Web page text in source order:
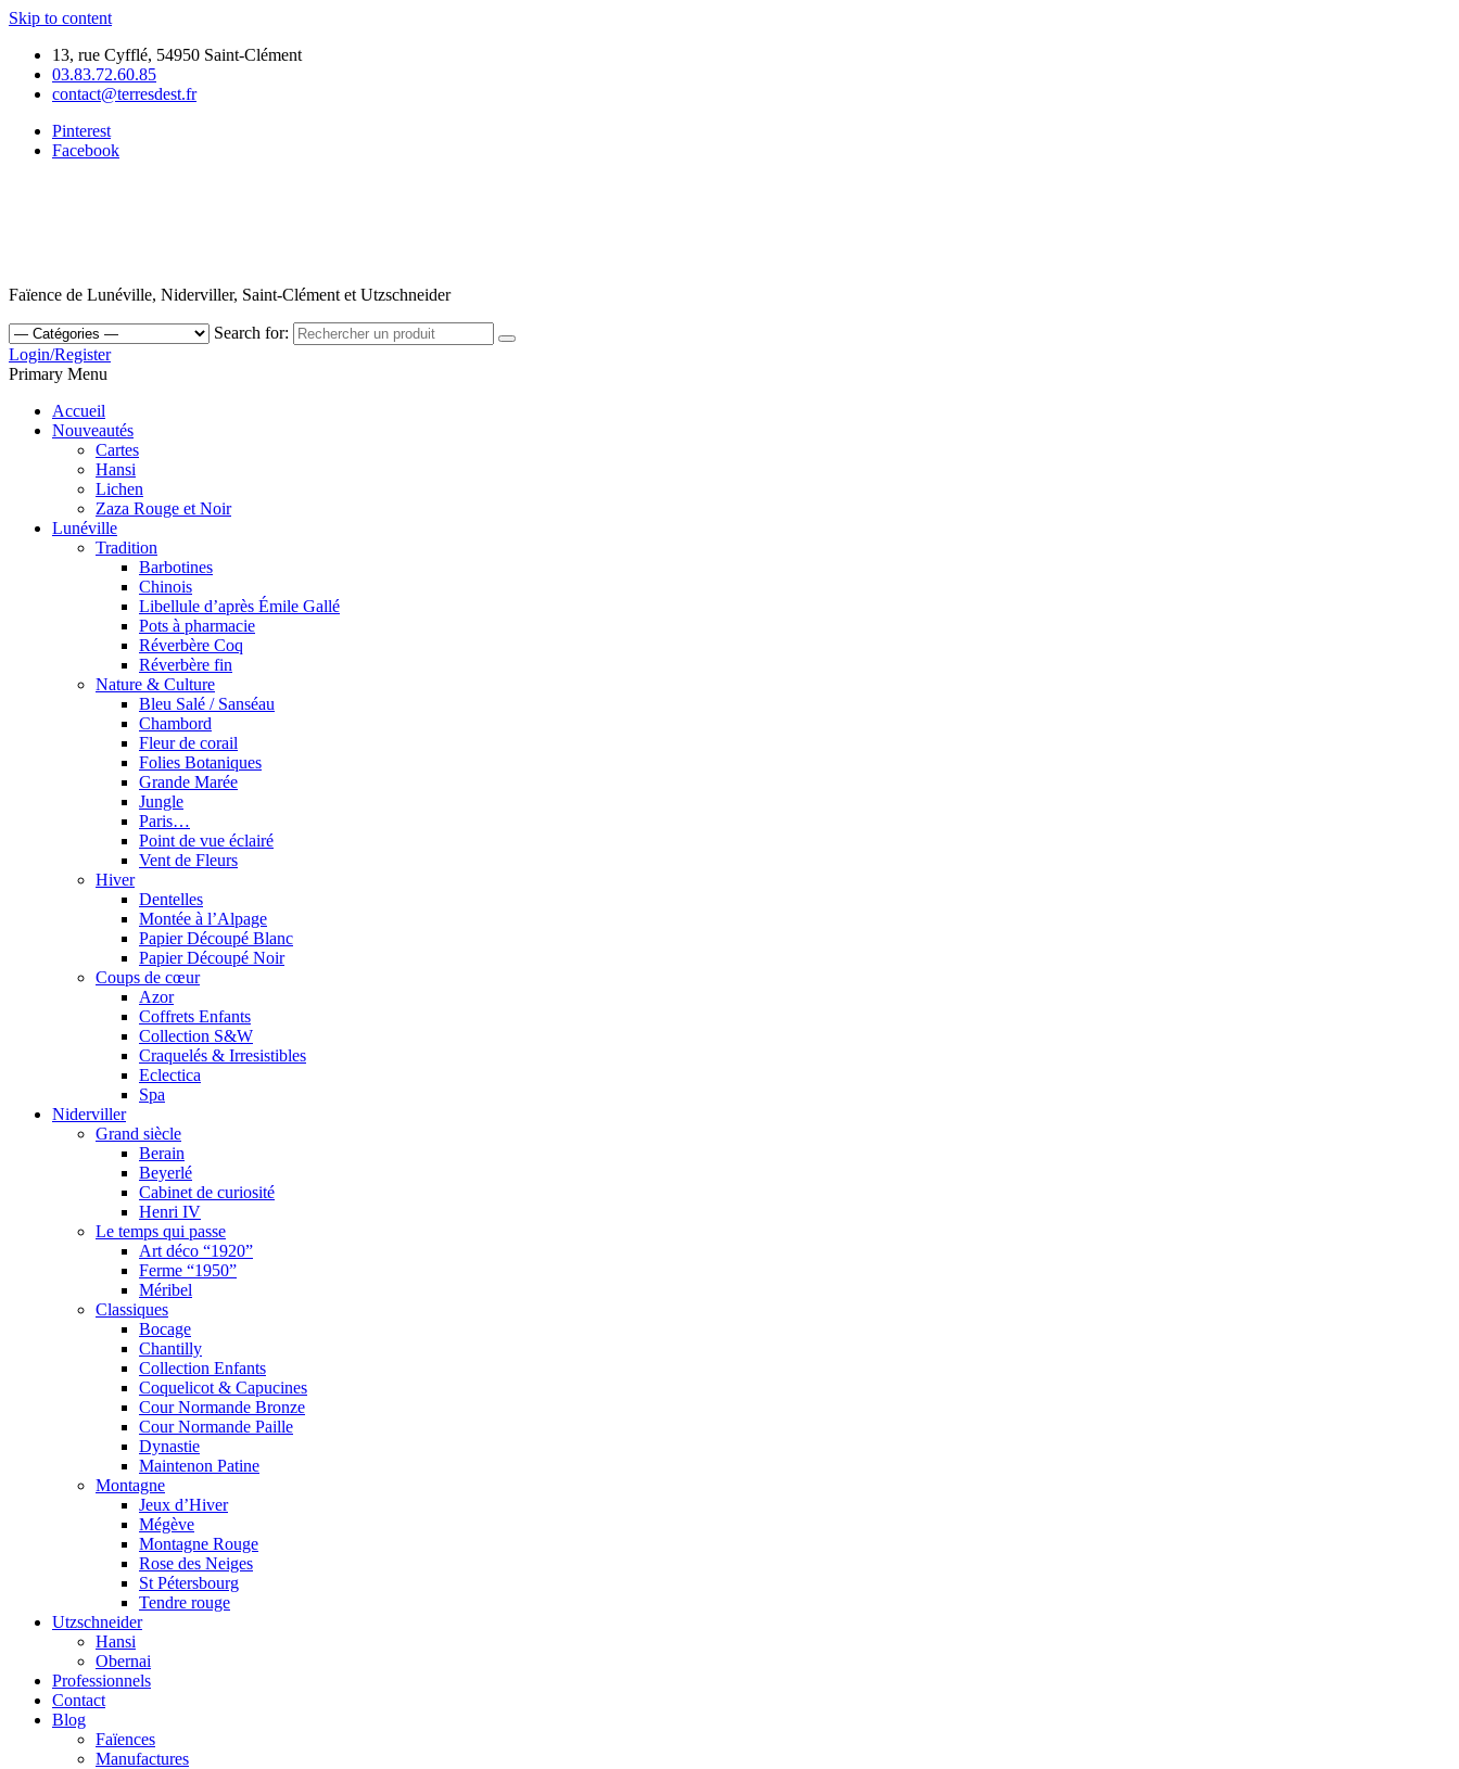
Skip to content
13, rue Cyfflé, 54950 Saint-Clément
03.83.72.60.85
contact@terresdest.fr
Pinterest
Facebook
Faïence de Lunéville, Niderviller, Saint-Clément et Utzschneider
Search for:
Login/Register
Primary Menu
Accueil
Nouveautés
Cartes
Hansi
Lichen
Zaza Rouge et Noir
Lunéville
Tradition
Barbotines
Chinois
Libellule d’après Émile Gallé
Pots à pharmacie
Réverbère Coq
Réverbère fin
Nature & Culture
Bleu Salé / Sanséau
Chambord
Fleur de corail
Folies Botaniques
Grande Marée
Jungle
Paris…
Point de vue éclairé
Vent de Fleurs
Hiver
Dentelles
Montée à l’Alpage
Papier Découpé Blanc
Papier Découpé Noir
Coups de cœur
Azor
Coffrets Enfants
Collection S&W
Craquelés & Irresistibles
Eclectica
Spa
Niderviller
Grand siècle
Berain
Beyerlé
Cabinet de curiosité
Henri IV
Le temps qui passe
Art déco “1920”
Ferme “1950”
Méribel
Classiques
Bocage
Chantilly
Collection Enfants
Coquelicot & Capucines
Cour Normande Bronze
Cour Normande Paille
Dynastie
Maintenon Patine
Montagne
Jeux d’Hiver
Mégève
Montagne Rouge
Rose des Neiges
St Pétersbourg
Tendre rouge
Utzschneider
Hansi
Obernai
Professionnels
Contact
Blog
Faïences
Manufactures